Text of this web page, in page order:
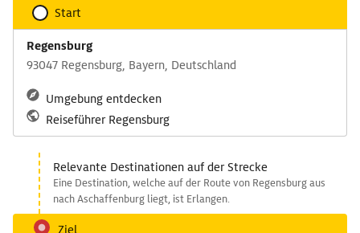
Start
Regensburg
93047 Regensburg, Bayern, Deutschland
Umgebung entdecken
Reiseführer Regensburg
Relevante Destinationen auf der Strecke
Eine Destination, welche auf der Route von Regensburg aus
nach Aschaffenburg liegt, ist Erlangen.
Ziel